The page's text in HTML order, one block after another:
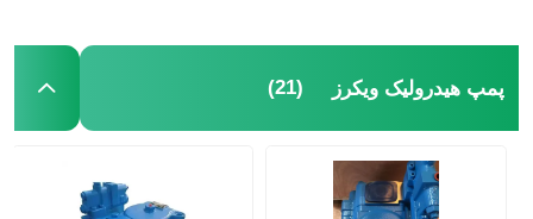
پمپ هیدرولیک ویکرز (21)